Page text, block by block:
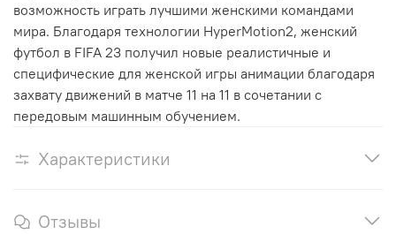
возможность играть лучшими женскими командами
мира. Благодаря технологии HyperMotion2, женский
футбол в FIFA 23 получил новые реалистичные и
специфические для женской игры анимации благодаря
захвату движений в матче 11 на 11 в сочетании с
передовым машинным обучением.
Характеристики
Отзывы